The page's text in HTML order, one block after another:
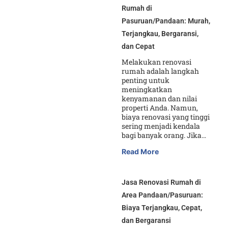
Rumah di
Pasuruan/Pandaan: Murah,
Terjangkau, Bergaransi,
dan Cepat
Melakukan renovasi
rumah adalah langkah
penting untuk
meningkatkan
kenyamanan dan nilai
properti Anda. Namun,
biaya renovasi yang tinggi
sering menjadi kendala
bagi banyak orang. Jika…
Read More
Jasa Renovasi Rumah di
Area Pandaan/Pasuruan:
Biaya Terjangkau, Cepat,
dan Bergaransi